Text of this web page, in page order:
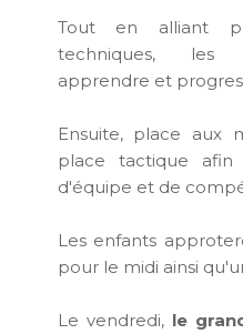
Tout en alliant
techniques, les
apprendre et
Ensuite, place aux
place tactique
d'équipe et de
Les enfants
pour le midi ainsi
Le vendredi, le